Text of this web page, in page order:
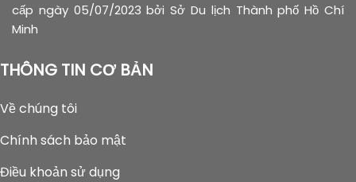
cấp ngày 05/07/2023 bởi Sở Du lịch Thành phố Hồ Chí
Minh
THÔNG TIN CƠ BẢN
Về chúng tôi
Chính sách bảo mật
Điều khoản sử dụng